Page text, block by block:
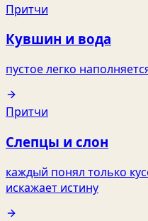
Притчи
Кувшин и вода
пустое легко
Притчи
Слепцы и слон
каждый понял только
искажает истину